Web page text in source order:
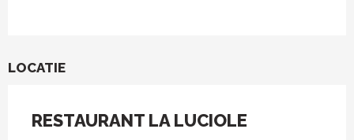
LOCATIE
RESTAURANT LA LUCIOLE